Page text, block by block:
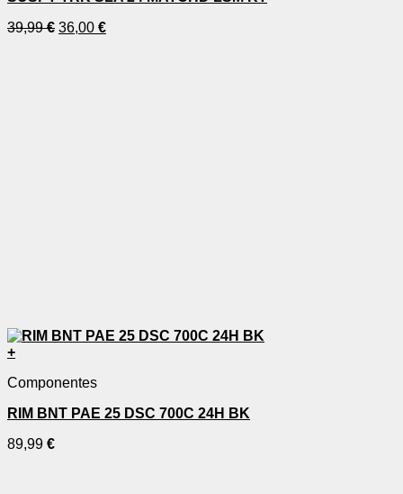
39,99€ 36,00 €
+
Componentes
RIM BNT PAE 25 DSC 700C 24H BK
89,99 €